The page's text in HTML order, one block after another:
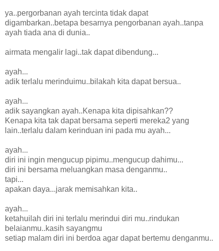
ya..pergorbanan ayah tercinta tidak dapat
digambarkan..betapa besarnya pengorbanan ayah..tanpa
ayah tiada ana di dunia..
airmata mengalir lagi..tak dapat dibendung...
ayah...
adik terlalu merinduimu..bilakah kita dapat bersua..
ayah...
adik sayangkan ayah..Kenapa kita dipisahkan??
Kenapa kita tak dapat bersama seperti mereka2 yang
lain..terlalu dalam kerinduan ini pada mu ayah...
ayah...
diri ini ingin mengucup pipimu..mengucup dahimu...
diri ini bersama meluangkan masa denganmu..
tapi...
apakan daya...jarak memisahkan kita..
ayah...
ketahuilah diri ini terlalu merindui diri mu..rindukan
belaianmu..kasih sayangmu
setiap malam diri ini berdoa agar dapat bertemu denganmu..